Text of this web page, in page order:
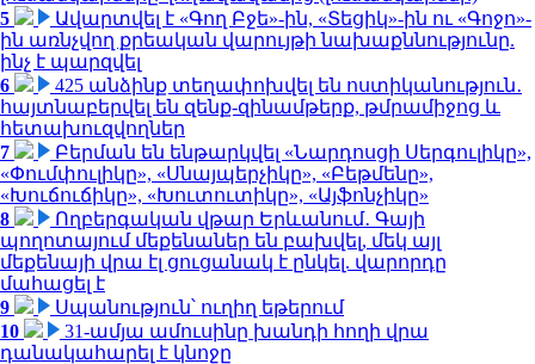
5
Ավարտվել է «Գող Բջե»-ին, «Տեցիկ»-ին ու «Գոջո»-
ին առնչվող քրեական վարույթի նախաքննությունը.
ինչ է պարզվել
6
425 անձինք տեղափոխվել են ոստիկանություն․
հայտնաբերվել են զենք-զինամթերք, թմրամիջոց և
հետախուզվողներ
7
Բերման են ենթարկվել «Նարդոսցի Սերգուլիկը»,
«Փումփուլիկը», «Սնայպերչիկը», «Բեթմենը»,
«Խուճուճիկը», «Խուտուտիկը», «Այֆոնչիկը»
8
Ողբերգական վթար Երևանում․ Գայի
պողոտայում մեքենաներ են բախվել, մեկ այլ
մեքենայի վրա էլ ցուցանակ է ընկել. վարորդը
մահացել է
9
Սպանություն՝ ուղիղ եթերում
10
31-ամյա ամուսինը խանդի հողի վրա
դանակահարել է կնոջը